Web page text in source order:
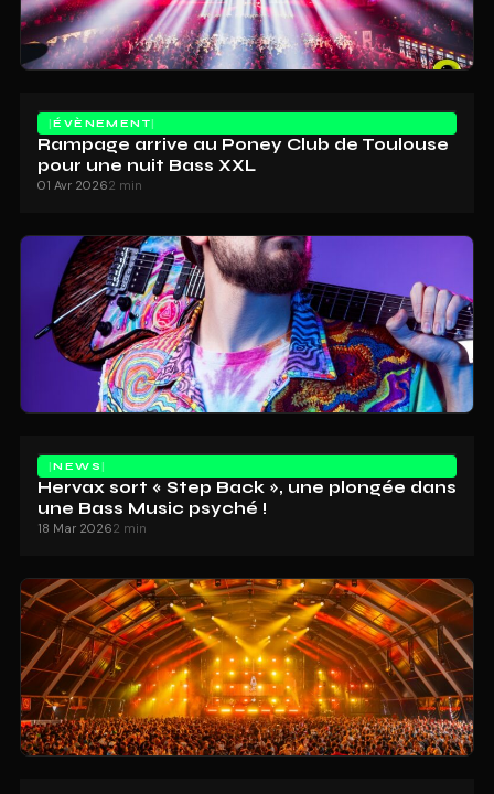
ÉVÈNEMENT
Rampage arrive au Poney Club de Toulouse
pour une nuit Bass XXL
01 Avr 20262 min
NEWS
Hervax sort « Step Back », une plongée dans
une Bass Music psyché !
18 Mar 20262 min